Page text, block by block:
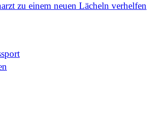
zu einem neuen Lächeln verhelfen